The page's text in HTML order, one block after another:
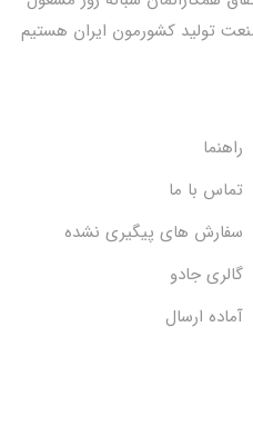
تولید کشورمون ایران هستیم
راهنما
تماس با ما
سفارش های پیگیری نشده
گالری جادو
آماده ارسال